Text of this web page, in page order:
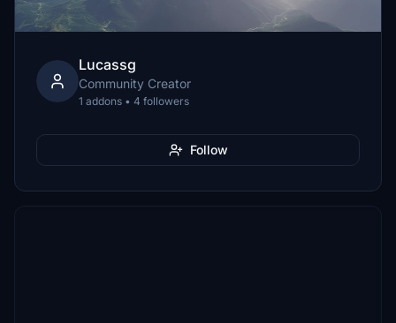
Lucassg
Community Creator
1 addons • 4 followers
Follow